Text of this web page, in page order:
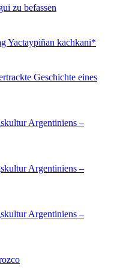
zu befassen
Yactaypiñan kachkani*
Geschichte eines
Argentiniens –
Argentiniens –
Argentiniens –